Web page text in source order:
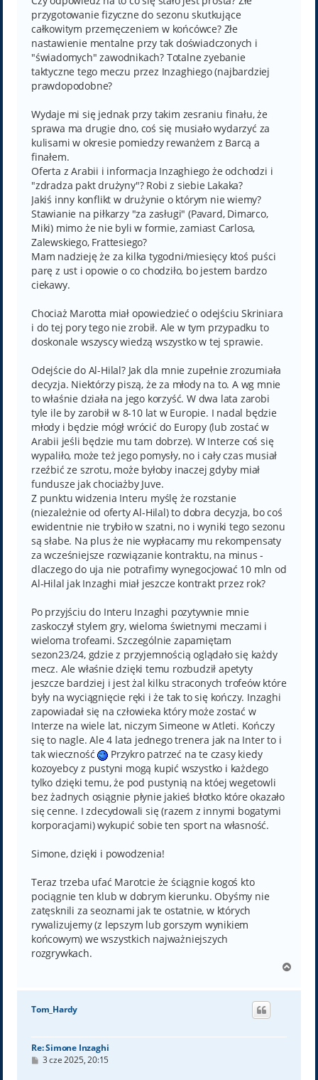
przygotowanie fizyczne do sezonu skutkujące
całkowitym przemęczeniem w końcówce? Złe
nastawienie mentalne przy tak doświadczonych i
"świadomych" zawodnikach? Totalne zyebanie
taktyczne tego meczu przez Inzaghiego (najbardziej
prawdopodobne?
Wydaje mi się jednak przy takim zesraniu finału, że
sprawa ma drugie dno, coś się musiało wydarzyć za
kulisami w okresie pomiedzy rewanżem z Barcą a
finałem.
Oferta z Arabii i informacja Inzaghiego że odchodzi i
"zdradza pakt drużyny"? Robi z siebie Lakaka?
Jakiś inny konflikt w drużynie o którym nie wiemy?
Stawianie na piłkarzy "za zasługi" (Pavard, Dimarco,
Miki) mimo że nie byli w formie, zamiast Carlosa,
Zalewskiego, Frattesiego?
Mam nadzieję że za kilka tygodni/miesięcy ktoś puści
parę z ust i opowie o co chodziło, bo jestem bardzo
ciekawy.
Chociaż Marotta miał opowiedzieć o odejściu Skriniara
i do tej pory tego nie zrobił. Ale w tym przypadku to
doskonale wszyscy wiedzą wszystko w tej sprawie.
Odejście do Al-Hilal? Jak dla mnie zupełnie zrozumiała
decyzja. Niektórzy piszą, że za młody na to. A wg mnie
to właśnie działa na jego korzyść. W dwa lata zarobi
tyle ile by zarobił w 8-10 lat w Europie. I nadal będzie
młody i będzie mógł wrócić do Europy (lub zostać w
Arabii jeśli będzie mu tam dobrze). W Interze coś się
wypaliło, może też jego pomysły, no i cały czas musiał
rzeźbić ze szrotu, może byłoby inaczej gdyby miał
fundusze jak chociażby Juve.
Z punktu widzenia Interu myślę że rozstanie
(niezależnie od oferty Al-Hilal) to dobra decyzja, bo coś
ewidentnie nie trybiło w szatni, no i wyniki tego sezonu
są słabe. Na plus że nie wypłacamy mu rekompensaty
za wcześniejsze rozwiązanie kontraktu, na minus -
dlaczego do uja nie potrafimy wynegocjować 10 mln od
Al-Hilal jak Inzaghi miał jeszcze kontrakt przez rok?
Po przyjściu do Interu Inzaghi pozytywnie mnie
zaskoczył stylem gry, wieloma świetnymi meczami i
wieloma trofeami. Szczególnie zapamiętam
sezon23/24, gdzie z przyjemnością oglądało się każdy
mecz. Ale właśnie dzięki temu rozbudził apetyty
jeszcze bardziej i jest żal kilku straconych trofeów które
były na wyciągnięcie ręki i że tak to się kończy. Inzaghi
zapowiadał się na człowieka który może zostać w
Interze na wiele lat, niczym Simeone w Atleti. Kończy
się to nagle. Ale 4 lata jednego trenera jak na Inter to i
tak wieczność
Przykro patrzeć na te czasy kiedy
kozoyebcy z pustyni mogą kupić wszystko i każdego
tylko dzięki temu, że pod pustynią na któej wegetowli
bez żadnych osiągnie płynie jakieś błotko które okazało
się cenne. I zdecydowali się (razem z innymi bogatymi
korporacjami) wykupić sobie ten sport na własność.
Simone, dzięki i powodzenia!
Teraz trzeba ufać Marotcie że ściągnie kogoś kto
pociągnie ten klub w dobrym kierunku. Obyśmy nie
zatęsknili za seoznami jak te ostatnie, w których
rywalizujemy (z lepszym lub gorszym wynikiem
końcowym) we wszystkich najważniejszych
rozgrywkach.
g
Tom_Hardy
Re: Simone Inzaghi
P3 cze 2025, 20:15